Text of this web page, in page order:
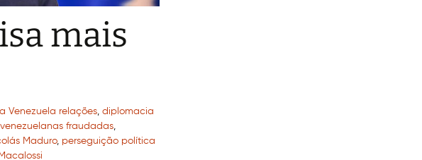
mais
Venezuela relações, diplomacia
fraudadas,
Maduro, perseguição política